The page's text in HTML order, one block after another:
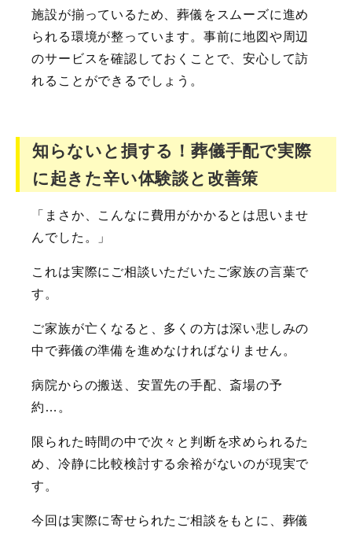
施設が揃っているため、葬儀をスムーズに進め
られる環境が整っています。事前に地図や周辺
のサービスを確認しておくことで、安心して訪
れることができるでしょう。
知らないと損する！葬儀手配で実際
に起きた辛い体験談と改善策
「まさか、こんなに費用がかかるとは思いませ
んでした。」
これは実際にご相談いただいたご家族の言葉で
す。
ご家族が亡くなると、多くの方は深い悲しみの
中で葬儀の準備を進めなければなりません。
病院からの搬送、安置先の手配、斎場の予
約…。
限られた時間の中で次々と判断を求められるた
め、冷静に比較検討する余裕がないのが現実で
す。
今回は実際に寄せられたご相談をもとに、葬儀